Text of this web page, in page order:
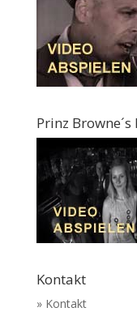
Prinz
Kontakt
» Kontakt